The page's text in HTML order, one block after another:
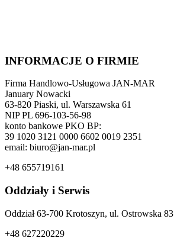
INFORMACJE O FIRMIE
Firma Handlowo-Usługowa JAN-MAR
January Nowacki
63-820 Piaski, ul. Warszawska 61
NIP PL 696-103-56-98
konto bankowe PKO BP:
39 1020 3121 0000 6602 0019 2351
email: biuro@jan-mar.pl
+48 655719161
Oddziały i Serwis
Oddział 63-700 Krotoszyn, ul. Ostrowska 83
+48 627220229